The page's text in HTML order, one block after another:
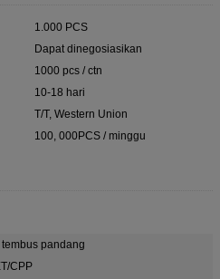
1.000 PCS
Dapat dinegosiasikan
1000 pcs / ctn
10-18 hari
T/T, Western Union
100, 000PCS / minggu
pandang
CPP